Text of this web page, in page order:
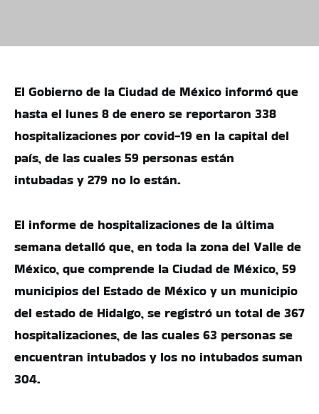
El Gobierno de la Ciudad de México informó que
hasta el lunes 8 de enero se reportaron 338
hospitalizaciones por covid-19 en la capital del
país, de las cuales 59 personas están
intubadas y 279 no lo están.
El informe de hospitalizaciones de la última
semana detalló que, en toda la zona del Valle de
México, que comprende la Ciudad de México, 59
municipios del Estado de México y un municipio
del estado de Hidalgo, se registró un total de 367
hospitalizaciones, de las cuales 63 personas se
encuentran intubados y los no intubados suman
304.